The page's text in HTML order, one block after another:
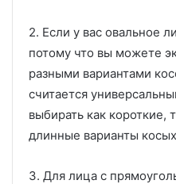
2. Если у вас овальное
потому что вы можете
разными вариантами
считается
выбирать как короткие,
длинные варианты
3. Для лица с